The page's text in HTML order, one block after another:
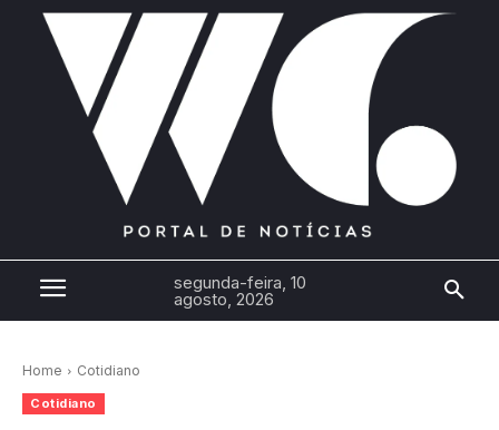
segunda-feira, 10
agosto, 2026
Home Cotidiano
Cotidiano